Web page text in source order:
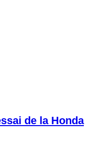
de la Honda